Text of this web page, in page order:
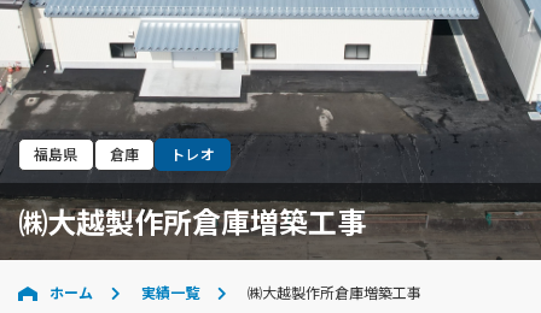
福島県 倉庫 トレオ
㈱大越製作所倉庫増築工事
ホーム 実績一覧 ㈱大越製作所倉庫増築工事